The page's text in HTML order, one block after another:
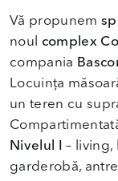
Vă propunem
noul complex
compania
Locuința
un teren cu
Nivelul I
– living,